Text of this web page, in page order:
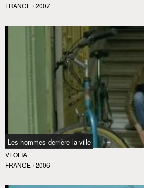
FRANCE / 2007
Les hommes derrière la ville
VEOLIA
FRANCE / 2006